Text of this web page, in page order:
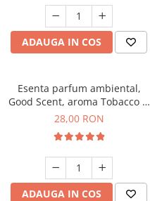
ADAUGA IN COS
Esenta parfum ambiental,
Good Scent, aroma Tobacco &
Vanilla, 20 g
28,00 RON
ADAUGA IN COS